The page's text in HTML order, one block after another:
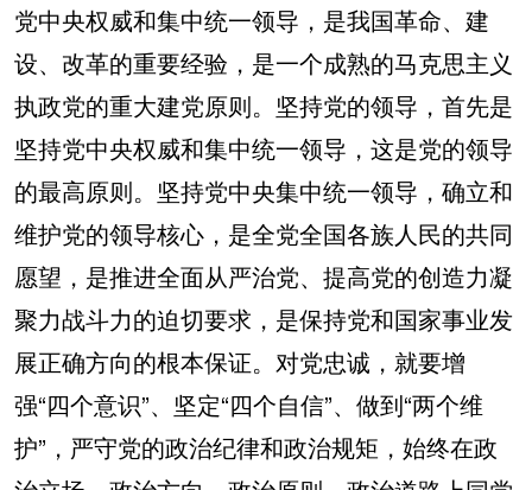
党中央权威和集中统一领导，是我国革命、建
设、改革的重要经验，是一个成熟的马克思主义
执政党的重大建党原则。坚持党的领导，首先是
坚持党中央权威和集中统一领导，这是党的领导
的最高原则。坚持党中央集中统一领导，确立和
维护党的领导核心，是全党全国各族人民的共同
愿望，是推进全面从严治党、提高党的创造力凝
聚力战斗力的迫切要求，是保持党和国家事业发
展正确方向的根本保证。对党忠诚，就要增
强“四个意识”、坚定“四个自信”、做到“两个维
护”，严守党的政治纪律和政治规矩，始终在政